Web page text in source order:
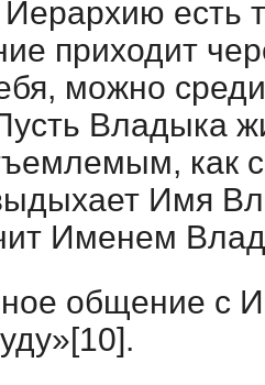
есть
приходит
можно
Владыка
как
Имя
Именем
общение с